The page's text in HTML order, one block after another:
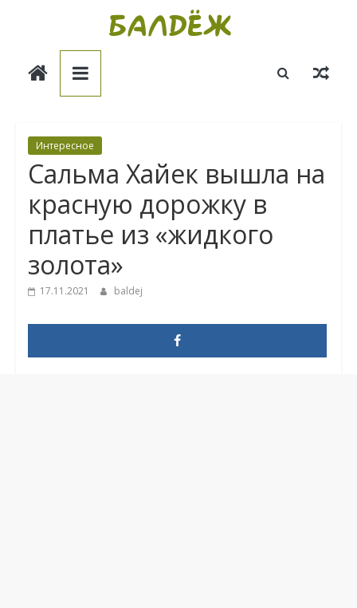
Балдёж
Интересное
Сальма Хайек вышла на
красную дорожку в
платье из «жидкого
золота»
17.11.2021 baldej